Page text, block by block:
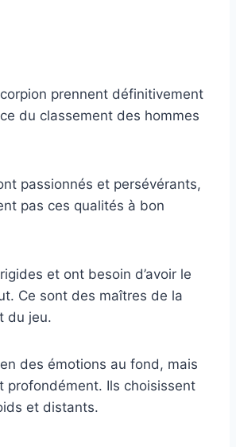
prennent définitivement
du classement des hommes
passionnés et persévérants,
pas ces qualités à bon
et ont besoin d’avoir le
Ce sont des maîtres de la
du jeu.
des émotions au fond, mais
profondément. Ils choisissent
et distants.